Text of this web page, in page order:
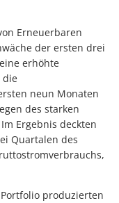
Erneuerbaren
der ersten drei
erhöhte
die
neun Monaten
des starken
Ergebnis deckten
Quartalen des
produzierten